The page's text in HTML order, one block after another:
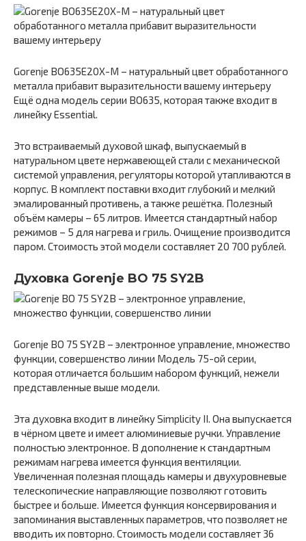
Gorenje BO635E20X-M – натуральный цвет обработанного
металла прибавит выразительности вашему интерьеру
Ещё одна модель серии BO635, которая также входит в
линейку Essential.
Это встраиваемый духовой шкаф, выпускаемый в
натуральном цвете нержавеющей стали с механической
системой управления, регуляторы которой утапливаются в
корпус. В комплект поставки входит глубокий и мелкий
эмалированный противень, а также решётка. Полезный
объём камеры – 65 литров. Имеется стандартный набор
режимов – 5 для нагрева и гриль. Очищение производится
паром. Стоимость этой модели составляет 20 700 рублей.
Духовка Gorenje BO 75 SY2B
Gorenje BO 75 SY2B – электронное управление, множество
функции, совершенство линии Модель 75-ой серии,
которая отличается большим набором функций, нежели
представленные выше модели.
Эта духовка входит в линейку Simplicity II. Она выпускается
в чёрном цвете и имеет алюминиевые ручки. Управление
полностью электронное. В дополнение к стандартным
режимам нагрева имеется функция вентиляции.
Увеличенная полезная площадь камеры и двухуровневые
телескопические направляющие позволяют готовить
быстрее и больше. Имеется функция консервирования и
запоминания выставленных параметров, что позволяет не
вводить их повторно. Стоимость модели составляет 36